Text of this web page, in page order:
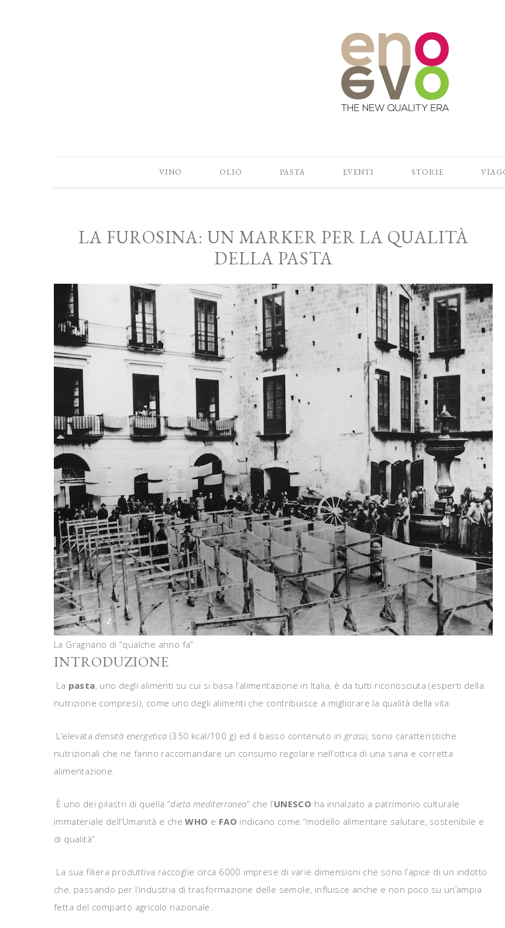
VINO OLIO PASTA EVENTI STORIE
LA FUROSINA: UN MARKER PER LA QUALITÀ
DELLA PASTA
La Gragnano di “qualche anno fa”
INTRODUZIONE
La pasta, uno degli alimenti su cui si basa l’alimentazione in Italia, è da tutti riconosciuta (esperti della
nutrizione compresi), come uno degli alimenti che contribuisce a migliorare la qualità della vita.
L’elevatadensità energetica (350 kcal/100 g) ed il basso contenuto in grassi, sono caratteristiche
nutrizionali che ne fanno raccomandare un consumo regolare nell’ottica di una sana e corretta
alimentazione.
È uno dei pilastri di quella “dieta mediterranea” che l’UNESCO ha innalzato a patrimonio culturale
immateriale dell’Umanità e cheWHO e FAO indicano come “modello alimentare salutare, sostenibile e
di qualità”.
La sua filiera produttiva raccoglie circa 6000 imprese di varie dimensioni che sono l’apice di un indotto
che, passando per l’industria di trasformazione delle semole, influisce anche e non poco su un’ampia
fetta del comparto agricolo nazionale.